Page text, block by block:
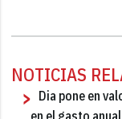
NOTICIAS
Dia pone en
en el gasto anual